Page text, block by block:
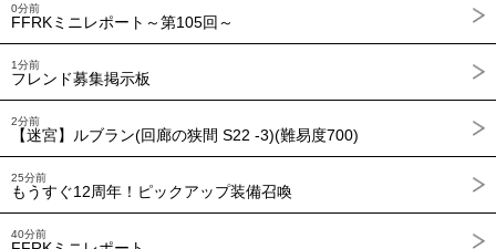
0分前
FFRKミニレポート～第105回～
1分前
フレンド募集掲示板
2分前
【迷宮】ルブラン(回廊の狭間 S22 -3)(難易度700)
25分前
もうすぐ12周年！ピックアップ装備召喚
40分前